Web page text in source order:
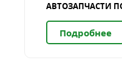
АВТОЗАПЧАСТИ
Подробнее